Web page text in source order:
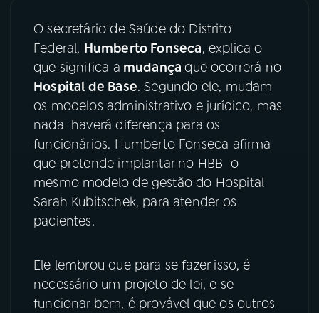
07ÚLTIMAS
08FESTIVAL DE MÚSICA
ACOMPANHE A RÁDIO NACIONAL
YouTube Facebook
Instagram X
TikTok
O secretário de Saúde do Distrito
Federal, Humberto Fonseca, explica o
que significa a mudançaque ocorrerá no
Hospital de Base. Segundo ele, mudam
os modelos administrativo e jurídico, mas
nada haverá diferença para os
funcionários. Humberto Fonseca afirma
que pretende implantar no HBB o
mesmo modelo de gestão do Hospital
Sarah Kubitschek, para atender os
pacientes.
Ele lembrou que para se fazer isso, é
necessário um projeto de lei, e se
funcionar bem, é provável que os outros